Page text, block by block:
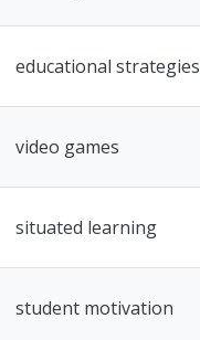
educational strategies
video games
situated learning
student motivation